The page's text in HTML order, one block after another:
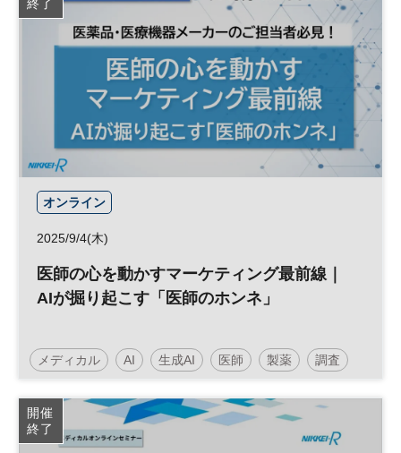
終了
オンライン
2025/9/4(木)
医師の心を動かすマーケティング最前線｜
AIが掘り起こす「医師のホンネ」
メディカル AI 生成AI 医師 製薬 調査
医療 マーケティング 参加無料
ヘルスケア
開催
終了